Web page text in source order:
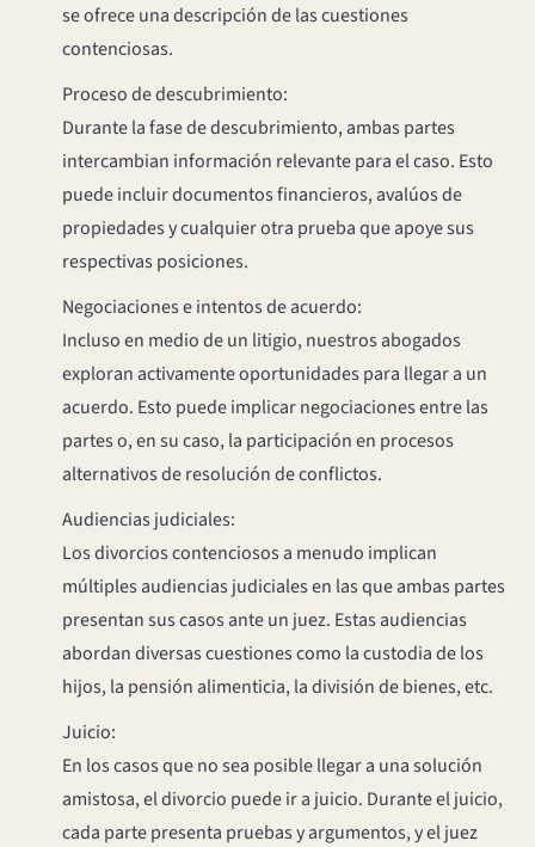
se ofrece una descripción de las cuestiones
contenciosas.
Proceso de descubrimiento:
Durante la fase de descubrimiento, ambas partes
intercambian información relevante para el caso. Esto
puede incluir documentos financieros, avalúos de
propiedades y cualquier otra prueba que apoye sus
respectivas posiciones.
Negociaciones e intentos de acuerdo:
Incluso en medio de un litigio, nuestros abogados
exploran activamente oportunidades para llegar a un
acuerdo. Esto puede implicar negociaciones entre las
partes o, en su caso, la participación en procesos
alternativos de resolución de conflictos.
Audiencias judiciales:
Los divorcios contenciosos a menudo implican
múltiples audiencias judiciales en las que ambas partes
presentan sus casos ante un juez. Estas audiencias
abordan diversas cuestiones como la custodia de los
hijos, la pensión alimenticia, la división de bienes, etc.
Juicio:
En los casos que no sea posible llegar a una solución
amistosa, el divorcio puede ir a juicio. Durante el juicio,
cada parte presenta pruebas y argumentos, y el juez